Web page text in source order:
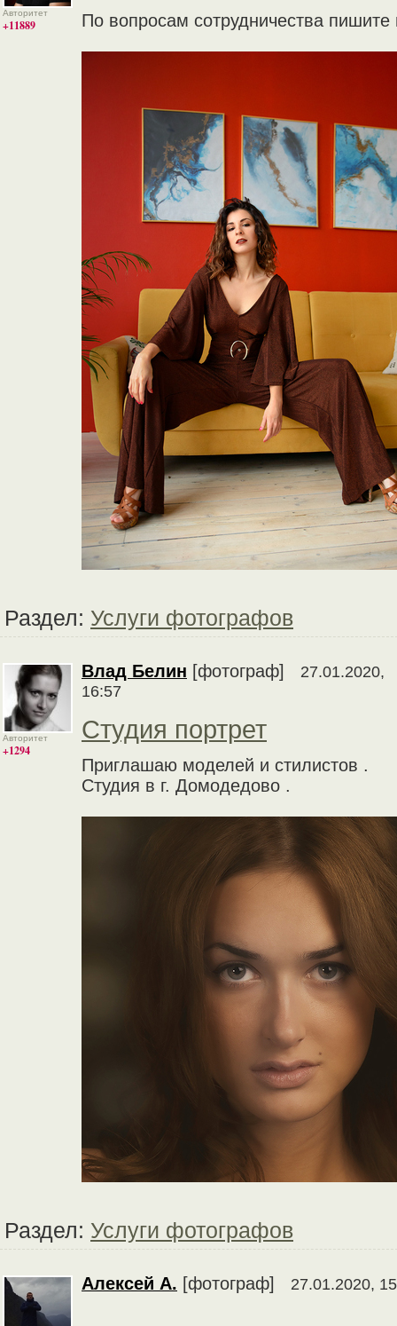
Авторитет
+11889 По вопросам сотрудничества
Раздел: Услуги фотографов
Авторитет
+1294
Влад Белин [фотограф]
27.01.2020,
16:57
Студия портрет
Приглашаю моделей и стилистов .
Студия в г. Домодедово .
Раздел: Услуги фотографов
Алексей А. [фотограф] 27.01.2020,